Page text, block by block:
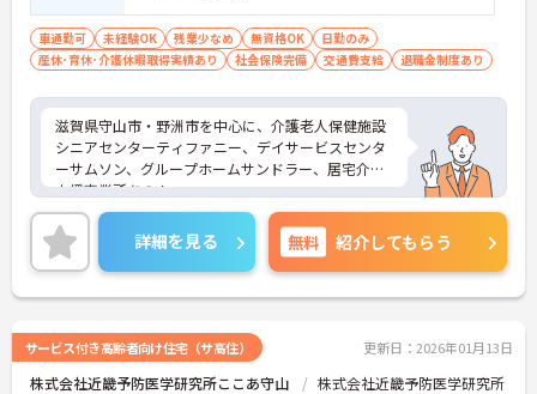
車通勤可 未経験OK 残業少なめ 無資格OK
日勤のみ
産休･育休･介護休暇取得実績あり
社会保険完備 交通費支給 退職金制度あり
滋賀県守山市・野洲市を中心に、介護老人保健施設
シニアセンターティファニー、デイサービスセンタ
ーサムソン、グループホームサンドラー、居宅介護
支援事業所あのん、
同じくアン、岸本産婦人科の6施設を展開する医療法
人翔英会グループです。
日勤のみのお仕事なので家庭との両立もしやすく、
車通勤もOKなので毎日の勤務に負担がありません！
温かなお人柄のスタッフさんばかりで新しい方でも
ご興味がある方は是非一度マイナビまでお問合せく
ださい！！
詳細を見る 無料 紹介してもらう
サービス付き高齢者向け住宅（サ高住） 更新日：2026年01月13日
株式会社近畿予防医学研究所ここあ守山 株式会社近畿予防医学研究所